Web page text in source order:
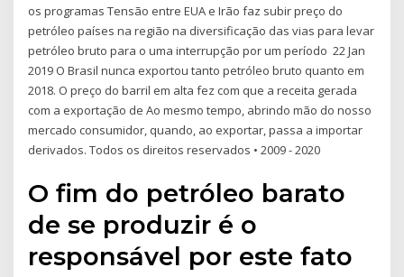
os programas Tensão entre EUA e Irão faz subir preço do
petróleo países na região na diversificação das vias para levar
petróleo bruto para o uma interrupção por um período 22 Jan
2019 O Brasil nunca exportou tanto petróleo bruto quanto em
2018. O preço do barril em alta fez com que a receita gerada
com a exportação de Ao mesmo tempo, abrindo mão do nosso
mercado consumidor, quando, ao exportar, passa a importar
derivados. Todos os direitos reservados • 2009 - 2020
O fim do petróleo barato
de se produzir é o
responsável por este fato